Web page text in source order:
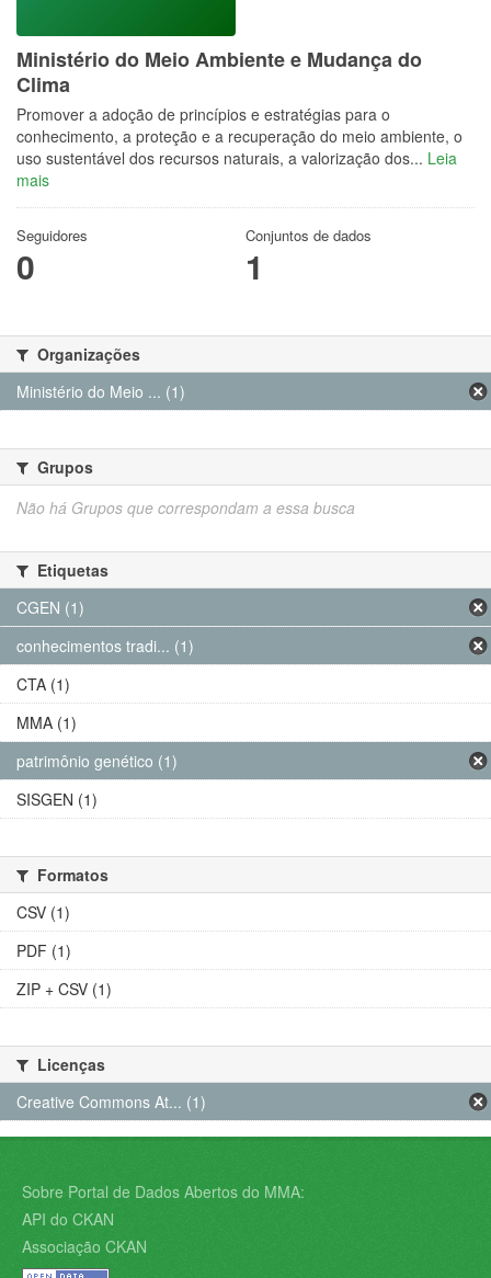
Ministério do Meio Ambiente e Mudança do
Clima
Promover a adoção de princípios e estratégias para o
conhecimento, a proteção e a recuperação do meio ambiente, o
uso sustentável dos recursos naturais, a valorização dos... Leia
mais
Seguidores
0
Conjuntos de dados
1
Organizações
Ministério do Meio ... (1)
Grupos
Não há Grupos que correspondam a essa busca
Etiquetas
CGEN (1)
conhecimentos tradi... (1)
CTA (1)
MMA (1)
patrimônio genético (1)
SISGEN (1)
Formatos
CSV (1)
PDF (1)
ZIP + CSV (1)
Licenças
Creative Commons At... (1)
Sobre Portal de Dados Abertos do MMA:
API do CKAN
Associação CKAN